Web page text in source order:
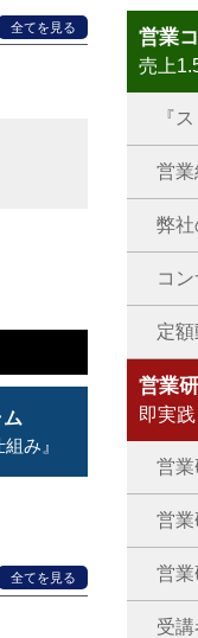
全てを見る
み』
全てを見る
営業
売上
『
営業
弊
コ
定
営業
即実
営
営業
営業
受